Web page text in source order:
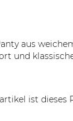
aus
und
ist dieses